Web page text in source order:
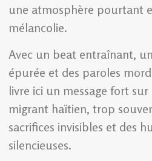
une atmosphère pourtant
mélancolie.
Avec un beat entraînant,
épurée et des paroles
livre ici un message fort
migrant haïtien, trop
sacrifices invisibles et des
silencieuses.